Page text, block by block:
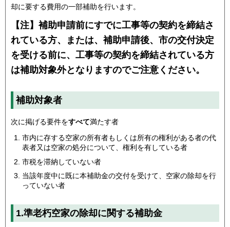
却に要する費用の一部補助を行います。
【注】補助申請前にすでに工事等の契約を締結さ
れている方、または、補助申請後、市の交付決定
を受ける前に、工事等の契約を締結されている方
は補助対象外となりますのでご注意ください。
補助対象者
次に掲げる要件をすべて満たす者
市内に存する空家の所有者もしくは所有の権利がある者の代
表者又は空家の処分について、権利を有している者
市税を滞納していない者
当該年度中に既に本補助金の交付を受けて、空家の除却を行
っていない者
1.準老朽空家の除却に関する補助金